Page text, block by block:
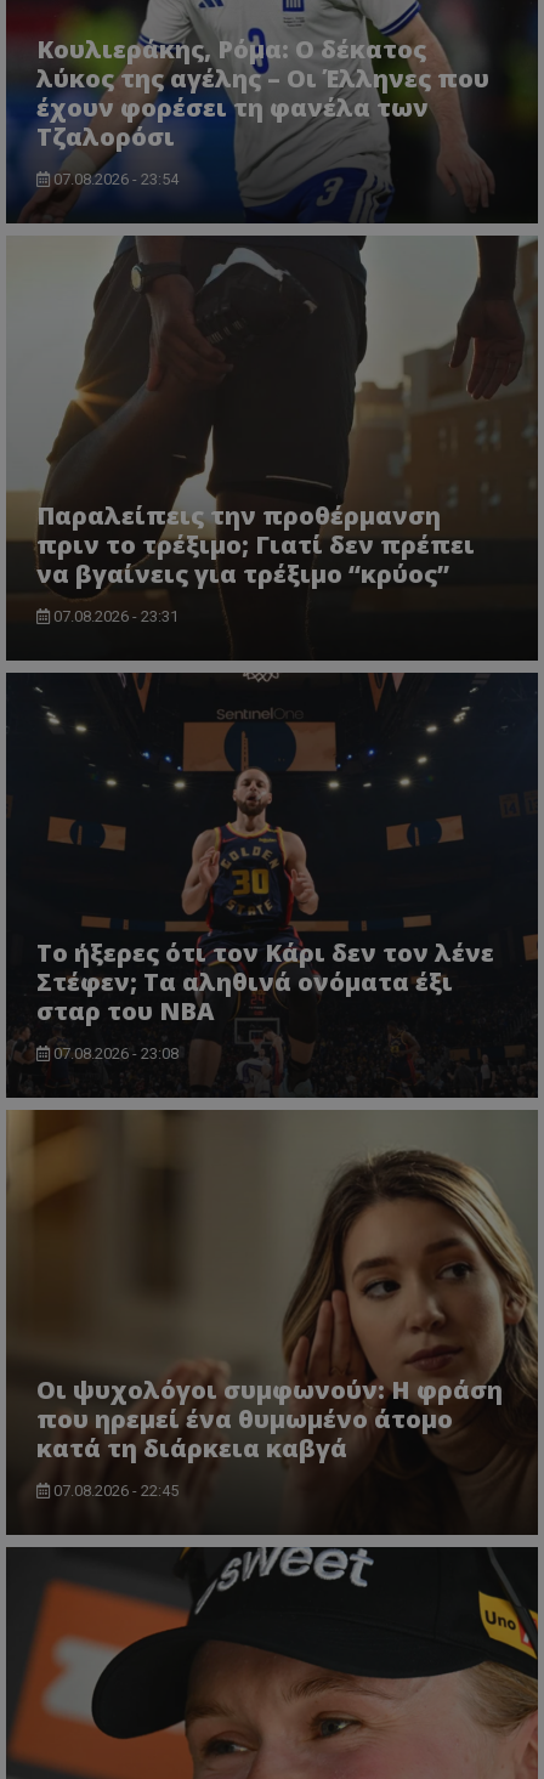
Κουλιεράκης, Ρόμα: Ο δέκατος
λύκος της αγέλης – Οι Έλληνες που
έχουν φορέσει τη φανέλα των
Τζαλορόσι
07.08.2026 - 23:54
Παραλείπεις την προθέρμανση
πριν το τρέξιμο; Γιατί δεν πρέπει
να βγαίνεις για τρέξιμο “κρύος”
07.08.2026 - 23:31
Το ήξερες ότι τον Κάρι δεν τον λένε
Στέφεν; Τα αληθινά ονόματα έξι
σταρ του NBA
07.08.2026 - 23:08
Οι ψυχολόγοι συμφωνούν: Η φράση
που ηρεμεί ένα θυμωμένο άτομο
κατά τη διάρκεια καβγά
07.08.2026 - 22:45